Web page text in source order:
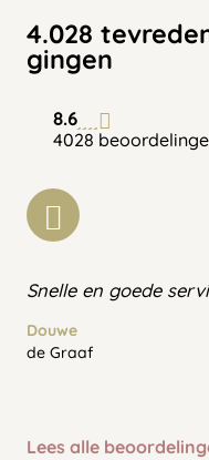
4.028
gingen
8.6
4028
Snelle en goede
Douwe
de Graaf
Lees alle